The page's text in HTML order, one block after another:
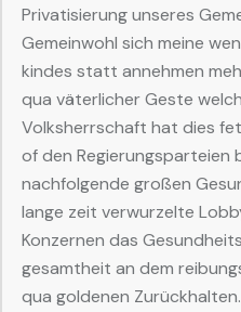
Privatisierung unseres
Gemeinwohl sich meine
kindes statt annehmen
qua väterlicher Geste
Volksherrschaft hat dies
of den
nachfolgende großen
lange zeit verwurzelte
Konzernen das
gesamtheit an dem
qua goldenen